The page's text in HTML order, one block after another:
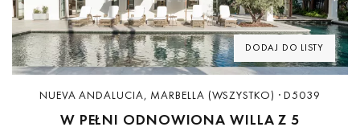
DODAJ DO LISTY
NUEVA ANDALUCIA, MARBELLA (WSZYSTKO) · D5039
W PEŁNI ODNOWIONA WILLA Z 5